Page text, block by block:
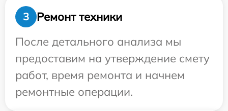
3
Ремонт техники
После детального анализа мы
предоставим на утверждение смету
работ, время ремонта и начнем
ремонтные операции.